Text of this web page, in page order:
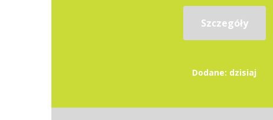
Szczegóły
Dodane: dzisiaj